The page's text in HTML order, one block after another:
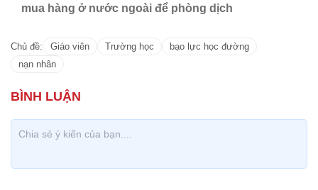
mua hàng ở nước ngoài để phòng dịch
Chủ đề: Giáo viên Trường học
bạo lực học đường
nạn nhân